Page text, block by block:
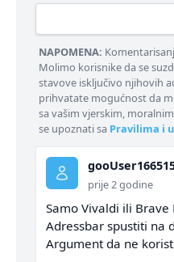
NAPOMENA:
Molimo korisnike da se
stavove isključivo njihovih
prihvatate mogućnost da
sa vašim vjerskim,
se upoznati sa Pravilima i
prije 2 godine
Samo Vivaldi ili
Adressbar spustiti na
Argument da ne